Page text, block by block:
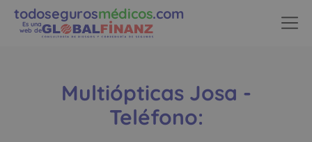
todosegurosmédicos.com
Es una
web de
Multiópticas Josa -
Teléfono: